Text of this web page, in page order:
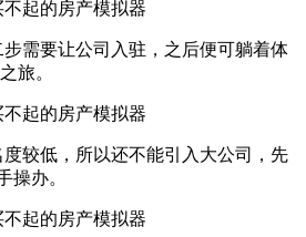
需要让公司入驻，之后便可躺着体
旅。
较低，所以还不能引入大公司，先
操办。